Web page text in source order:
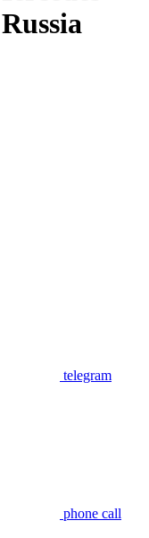
telegram
phone call